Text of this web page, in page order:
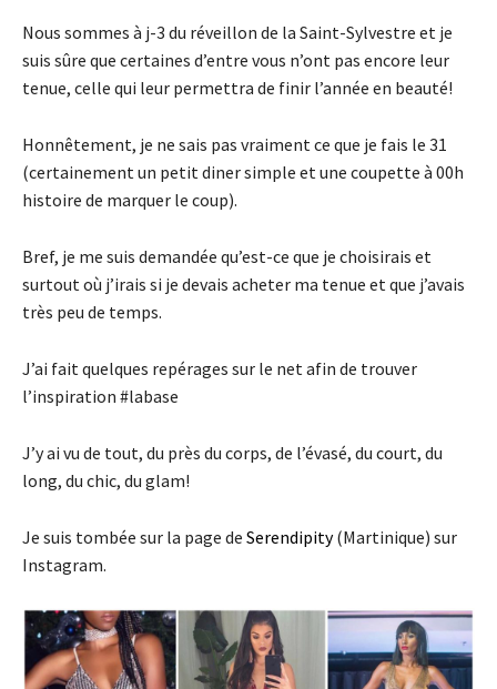
Nous sommes à j-3 du réveillon de la Saint-Sylvestre et je
suis sûre que certaines d’entre vous n’ont pas encore leur
tenue, celle qui leur permettra de finir l’année en beauté!
Honnêtement, je ne sais pas vraiment ce que je fais le 31
(certainement un petit diner simple et une coupette à 00h
histoire de marquer le coup).
Bref, je me suis demandée qu’est-ce que je choisirais et
surtout où j’irais si je devais acheter ma tenue et que j’avais
très peu de temps.
J’ai fait quelques repérages sur le net afin de trouver
l’inspiration #labase
J’y ai vu de tout, du près du corps, de l’évasé, du court, du
long, du chic, du glam!
Je suis tombée sur la page de Serendipity(Martinique) sur
Instagram.